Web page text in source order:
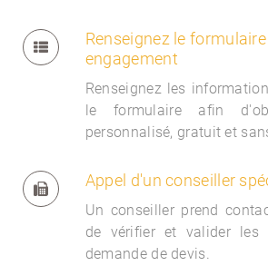
Renseignez le
engagement
Renseignez les
le formulaire afin
personnalisé, gratuit et
Appel d'un conseiller
Un conseiller prend
de vérifier et valider les
demande de devis.